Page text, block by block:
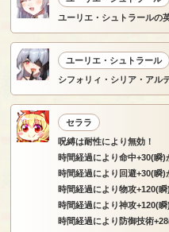
ユーリエ・シュトラールの
ユーリエ・シュトラール
シフォリィ・シリア・アル
セララ
呪縛は耐性により無効！
時間経過により命中+30(瞬)
時間経過により回避+30(瞬)
時間経過により物攻+120(瞬
時間経過により神攻+120(瞬
時間経過により防御技術